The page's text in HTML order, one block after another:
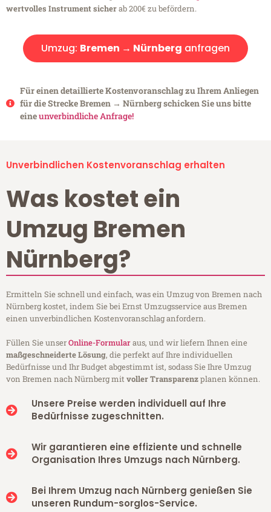
wertvolles Instrument sicherab 200€ zu befördern.
Umzug: Bremen → Nürnberg anfragen
Für einen detaillierte Kostenvoranschlag zu Ihrem Anliegen
für die Strecke Bremen → Nürnberg schicken Sie uns bitte
eineunverbindliche Anfrage!
Unverbindlichen Kostenvoranschlag erhalten
Was kostet ein
Umzug Bremen
Nürnberg?
Ermitteln Sie schnell und einfach, was ein Umzug von Bremen nach
Nürnberg kostet, indem Sie bei Ernst Umzugsservice aus Bremen
einen unverbindlichen Kostenvoranschlag anfordern.
Füllen Sie unserOnline-Formularaus, und wir liefern Ihnen eine
maßgeschneiderte Lösung, die perfekt auf Ihre individuellen
Bedürfnisse und Ihr Budget abgestimmt ist, sodass Sie Ihre Umzug
von Bremen nach Nürnberg mitvoller Transparenzplanen können.
Unsere Preise werden individuell auf Ihre
Bedürfnisse zugeschnitten.
Wir garantieren eine effiziente und schnelle
Organisation Ihres Umzugs nach Nürnberg.
Bei Ihrem Umzug nach Nürnberg genießen Sie
unseren Rundum-sorglos-Service.